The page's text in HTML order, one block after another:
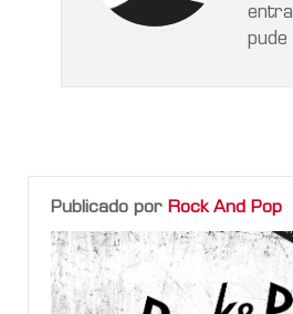
pude
Publicado por Rock And Pop